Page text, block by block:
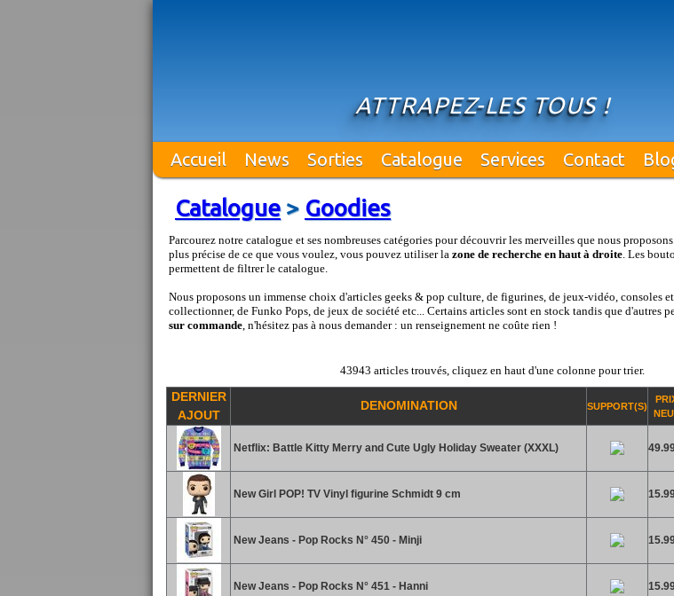
ATTRAPEZ-LES TOUS !
Accueil News Sorties Catalogue Services Contact
Catalogue> Goodies
Parcourez notre catalogue et ses nombreuses catégories pour découvrir les merveilles que nous
plus précise de ce que vous voulez, vous pouvez utiliser la zone de recherche en haut à droite. Les
permettent de filtrer le catalogue.
Nous proposons un immense choix d'articles geeks & pop culture, de figurines, de jeux-vidéo, consoles et
collectionner, de Funko Pops, de jeux de société etc... Certains articles sont en stock tandis que d'autres
sur commande, n'hésitez pas à nous demander : un renseignement ne coûte rien !
43943 articles trouvés, cliquez en haut d'une colonne pour trier.
DERNIER
AJOUT
DENOMINATION SUPPORT(S)
Netflix: Battle Kitty Merry and Cute Ugly Holiday Sweater (XXXL)
New Girl POP! TV Vinyl figurine Schmidt 9 cm
New Jeans - Pop Rocks N° 450 - Minji
New Jeans - Pop Rocks N° 451 - Hanni